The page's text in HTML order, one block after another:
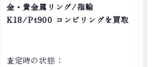
金・貴金属リング/指輪
K18/Pt900 コンビリングを買取
査定時の状態：